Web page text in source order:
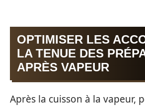
OPTIMISER LES
LA TENUE DES
APRÈS VAPEUR
Après la cuisson à la vapeur,